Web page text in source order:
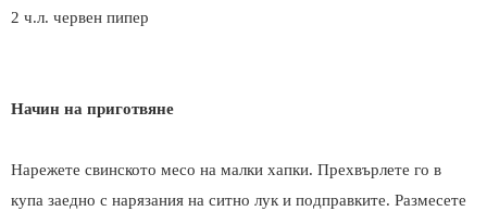
2 ч.л. червен пипер
Начин на приготвяне
Нарежете свинското месо на малки хапки. Прехвърлете го в
купа заедно с нарязания на ситно лук и подправките. Размесете